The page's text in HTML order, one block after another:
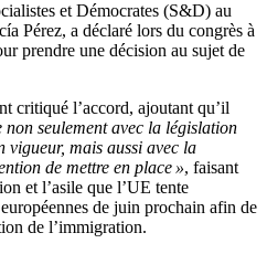
et Démocrates (S&D) au
Pérez, a déclaré lors du congrès à
prendre une décision au sujet de
critiqué l’accord, ajoutant qu’il
seulement avec la législation
mais aussi avec la
de mettre en place », faisant
et l’asile que l’UE tente
de juin prochain afin de
de l’immigration.